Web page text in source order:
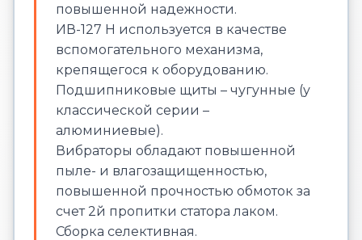
повышенной надежности.
ИВ-127 Н используется в качестве
вспомогательного механизма,
крепящегося к оборудованию.
Подшипниковые щиты – чугунные (у
классической серии –
алюминиевые).
Вибраторы обладают повышенной
пыле- и влагозащищенностью,
повышенной прочностью обмоток за
счет 2й пропитки статора лаком.
Сборка селективная.